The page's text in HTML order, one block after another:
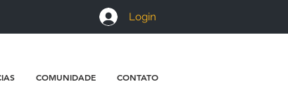
Login
COMUNIDADE CONTATO